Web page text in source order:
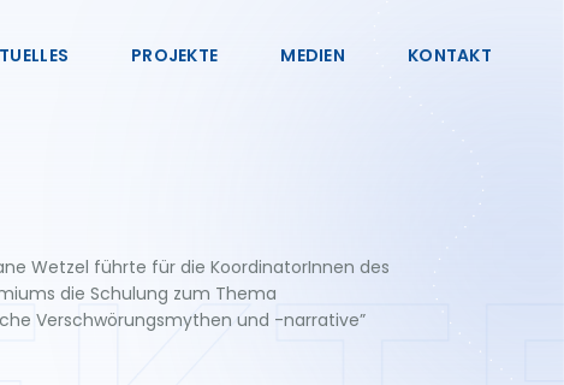
PROJEKTE MEDIEN KONTAKT
Wetzel führte für die KoordinatorInnen des
die Schulung zum Thema
Verschwörungsmythen und -narrative”